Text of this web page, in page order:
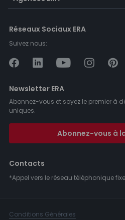
Réseaux Sociaux ERA
Suivez nous:
Newsletter ERA
Abonnez-vous et soyez le premier à
uniques.
Abonnez-vous à
Contacts
*Appel vers le réseau téléphonique
Conditions Générales